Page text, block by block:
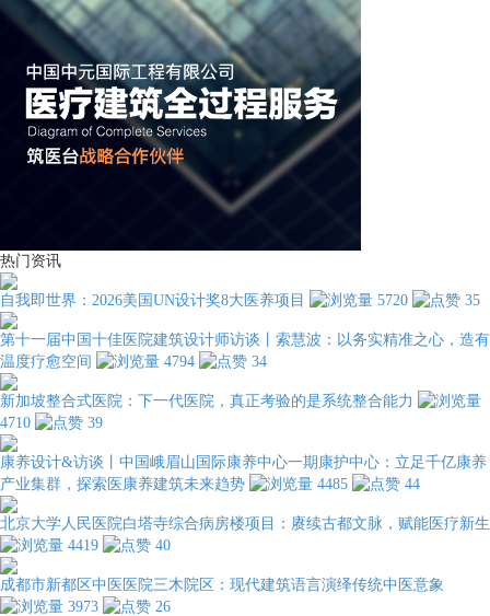
热门资讯
自我即世界：2026美国UN设计奖8大医养项目 5720 35
第十一届中国十佳医院建筑设计师访谈丨索慧波：以务实精准之心，造有
温度疗愈空间
4794 34
新加坡整合式医院：下一代医院，真正考验的是系统整合能力
4710
39
康养设计&访谈丨中国峨眉山国际康养中心一期康护中心：立足千亿康养
产业集群，探索医康养建筑未来趋势
4485 44
北京大学人民医院白塔寺综合病房楼项目：赓续古都文脉，赋能医疗新生
4419
40
成都市新都区中医医院三木院区：现代建筑语言演绎传统中医意象
3973
26